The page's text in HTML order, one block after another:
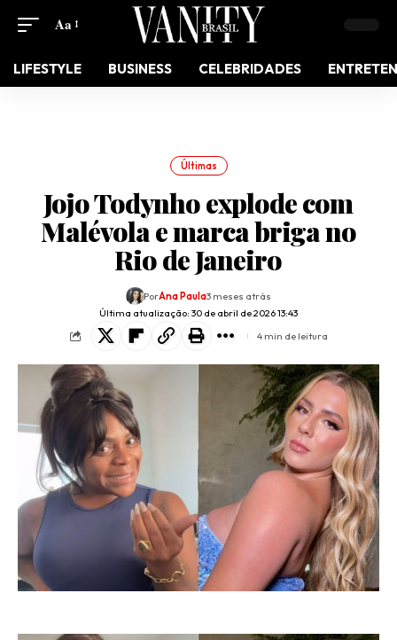
Aa
LIFESTYLE BUSINESS CELEBRIDADES
Últimas
Jojo Todynho explode com
Malévola e marca briga no
Rio de Janeiro
Última atualização: 30 de abril de 2026 13:43
PorAna Paula3 meses atrás
4 min de leitura